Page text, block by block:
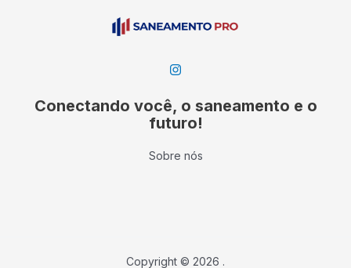
Conectando você, o saneamento e o
futuro!
Sobre nós
Copyright © 2026 .